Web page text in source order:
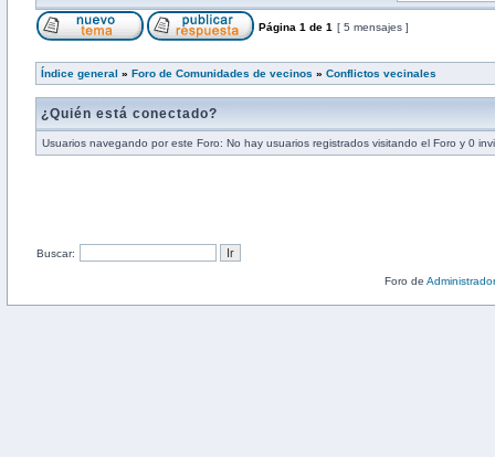
Página 1 de 1 [ 5 mensajes ]
Índice general » Foro de Comunidades de vecinos » Conflictos vecinales
¿Quién está conectado?
Usuarios navegando por este Foro: No hay usuarios registrados visitando el Foro y 0
Buscar:
Foro de